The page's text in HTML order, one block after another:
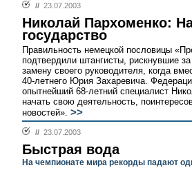
// 23.07.2003
Николай Пархоменко:
государство
Правильность немецкой пословицы
подтвердили штангисты, рискнувшие
замену своего руководителя, когда
40-летнего Юрия Захаревича.
опытнейший 68-летний специалист
начать свою деятельность,
новостей». >>
// 23.07.2003
Быстрая вода
На чемпионате мира рекорды падают